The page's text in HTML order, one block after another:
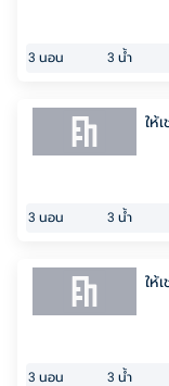
3 นอน 3 น้ำ
ให้
3 นอน 3 น้ำ
ให้
3 นอน 3 น้ำ